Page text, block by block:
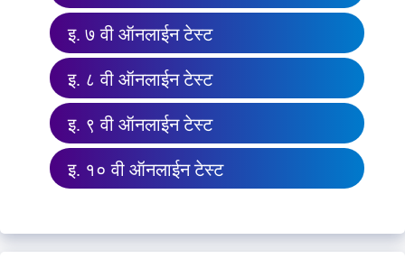
इ. ७ वी ऑनलाईन टेस्ट
इ. ८ वी ऑनलाईन टेस्ट
इ. ९ वी ऑनलाईन टेस्ट
इ. १० वी ऑनलाईन टेस्ट